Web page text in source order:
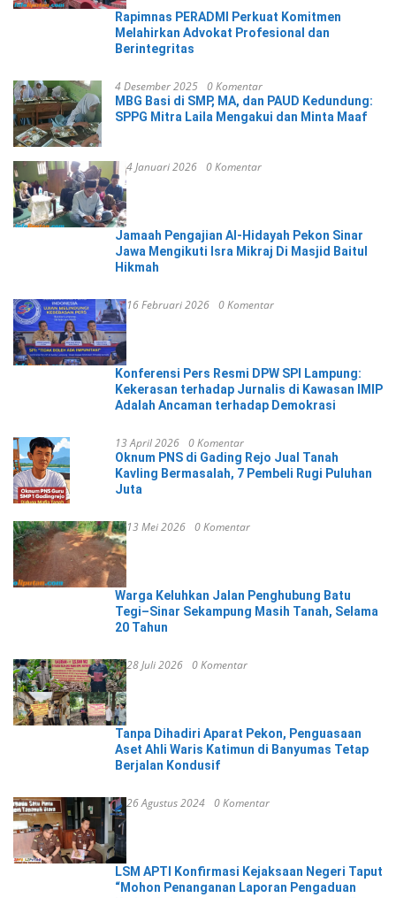
Rapimnas PERADMI Perkuat Komitmen
Melahirkan Advokat Profesional dan
Berintegritas
4 Desember 2025 0 Komentar
MBG Basi di SMP, MA, dan PAUD Kedundung:
SPPG Mitra Laila Mengakui dan Minta Maaf
4 Januari 2026 0 Komentar
Jamaah Pengajian Al-Hidayah Pekon Sinar
Jawa Mengikuti Isra Mikraj Di Masjid Baitul
Hikmah
16 Februari 2026 0 Komentar
Konferensi Pers Resmi DPW SPI Lampung:
Kekerasan terhadap Jurnalis di Kawasan IMIP
Adalah Ancaman terhadap Demokrasi
13 April 2026 0 Komentar
Oknum PNS di Gading Rejo Jual Tanah
Kavling Bermasalah, 7 Pembeli Rugi Puluhan
Juta
13 Mei 2026 0 Komentar
Warga Keluhkan Jalan Penghubung Batu
Tegi–Sinar Sekampung Masih Tanah, Selama
20 Tahun
28 Juli 2026 0 Komentar
Tanpa Dihadiri Aparat Pekon, Penguasaan
Aset Ahli Waris Katimun di Banyumas Tetap
Berjalan Kondusif
26 Agustus 2024 0 Komentar
LSM APTI Konfirmasi Kejaksaan Negeri Taput
“Mohon Penanganan Laporan Pengaduan